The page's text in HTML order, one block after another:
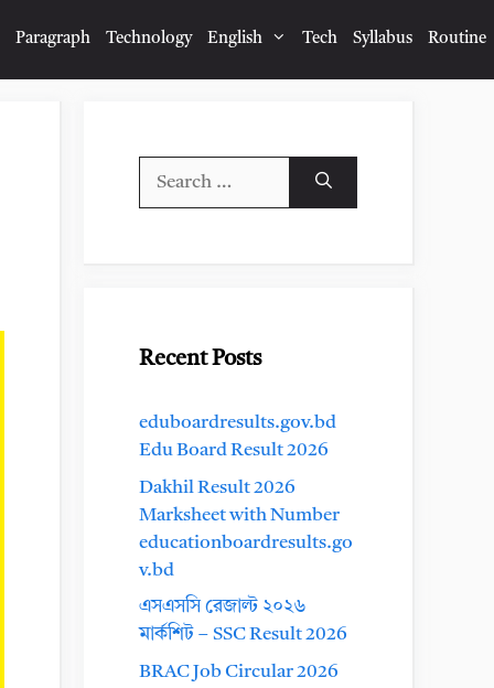
Paragraph Technology English Tech Syllabus Routine
Recent Posts
eduboardresults.gov.bd
Edu Board Result 2026
Dakhil Result 2026
Marksheet with Number
educationboardresults.go
v.bd
এসএসসি রেজাল্ট ২০২৬
মার্কশিট – SSC Result 2026
BRAC Job Circular 2026